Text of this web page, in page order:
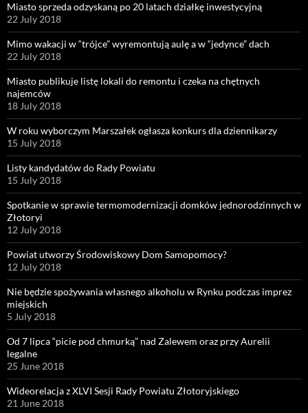
Miasto sprzeda odzyskaną po 20 latach działkę inwestycyjną
22 July 2018
Mimo wakacji w “trójce” wyremontują aulę a w “jedynce” dach
22 July 2018
Miasto publikuje listę lokali do remontu i czeka na chętnych
najemców
18 July 2018
W roku wyborczym Marszałek ogłasza konkurs dla dziennikarzy
15 July 2018
Listy kandydatów do Rady Powiatu
15 July 2018
Spotkanie w sprawie termomodernizacji domków jednorodzinnych w
Złotoryi
12 July 2018
Powiat utworzy Środowiskowy Dom Samopomocy?
12 July 2018
Nie będzie spożywania własnego alkoholu w Rynku podczas imprez
miejskich
5 July 2018
Od 7 lipca “picie pod chmurką” nad Zalewem oraz przy Aurelii
legalne
25 June 2018
Wideorelacja z XLVI Sesji Rady Powiatu Złotoryjskiego
21 June 2018